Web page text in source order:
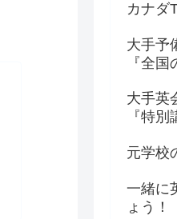
カナダ
大手予
『全
大手英
『特
元学校
一緒に
ょう！